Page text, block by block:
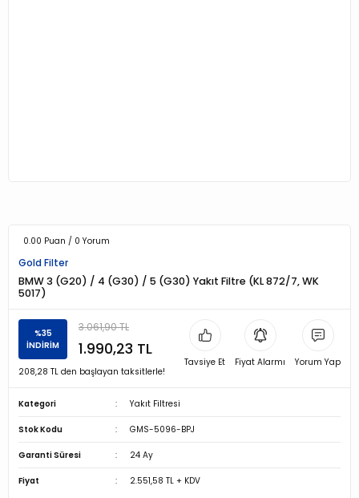
0.00 Puan / 0 Yorum
Gold Filter
BMW 3 (G20) / 4 (G30) / 5 (G30) Yakıt Filtre (KL 872/7, WK
5017)
%35
İNDİRİM
3.061,90 TL
1.990,23 TL
208,28 TL den başlayan taksitlerle!
Tavsiye Et Fiyat Alarmı Yorum Yap
Kategori Yakıt Filtresi
Stok Kodu GMS-5096-BPJ
Garanti Süresi 24 Ay
Fiyat 2.551,58 TL + KDV